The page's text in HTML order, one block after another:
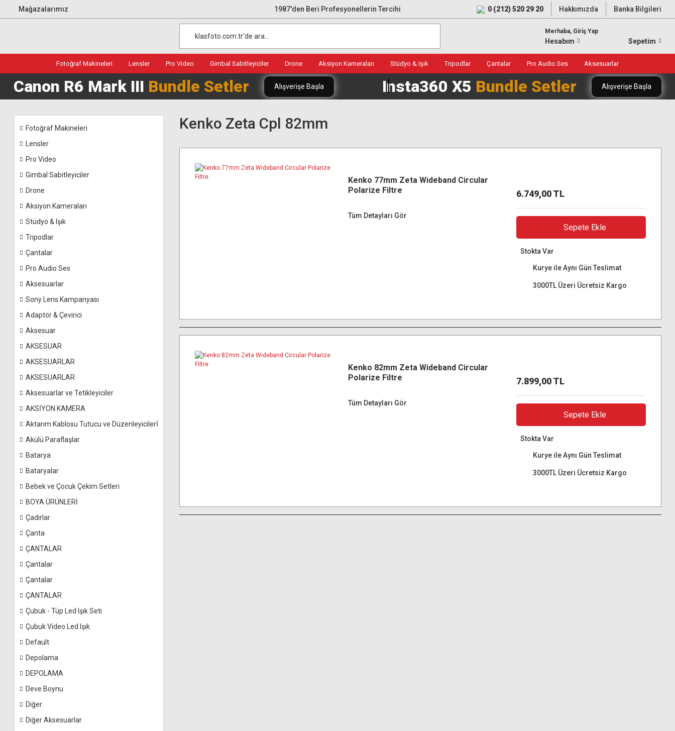
Mağazalarımız 1987'den Beri Profesyonellerin Tercihi 0 (212) 520 29 20 Hakkımızda Banka Bilgileri
Merhaba, Giriş Yap
Hesabım Sepetim
Fotoğraf Makineleri Lensler Pro Video Gimbal Sabitleyiciler Drone Aksiyon Kameraları Stüdyo & Işık Tripodlar Çantalar Pro Audio Ses Aksesuarlar
Canon R6 Mark III Bundle Setler Alışverişe Başla Insta360 X5 Bundle Setler Alışverişe Başla
Fotoğraf Makineleri
Lensler
Pro Video
Gimbal Sabitleyiciler
Drone
Aksiyon Kameraları
Stüdyo & Işık
Tripodlar
Çantalar
Pro Audio Ses
Aksesuarlar
Sony Lens Kampanyası
Adaptör & Çevirici
Aksesuar
AKSESUAR
AKSESUARLAR
AKSESUARLAR
Aksesuarlar ve Tetikleyiciler
AKSİYON KAMERA
Aktarım Kablosu Tutucu ve Düzenleyicilerİ
Akülü Paraflaşlar
Batarya
Bataryalar
Bebek ve Çocuk Çekim Setleri
BOYA ÜRÜNLERİ
Çadırlar
Çanta
ÇANTALAR
Çantalar
Çantalar
ÇANTALAR
Çubuk - Tüp Led Işık Seti
Çubuk Video Led Işık
Default
Depolama
DEPOLAMA
Deve Boynu
Diğer
Diğer Aksesuarlar
Kenko Zeta Cpl 82mm
Kenko 77mm Zeta Wideband Circular
Polarize Filtre
Tüm Detayları Gör
6.749,00 TL
Sepete Ekle
Stokta Var
Kurye ile Aynı Gün Teslimat
3000TL Üzeri Ücretsiz Kargo
Kenko 82mm Zeta Wideband Circular
Polarize Filtre
Tüm Detayları Gör
7.899,00 TL
Sepete Ekle
Stokta Var
Kurye ile Aynı Gün Teslimat
3000TL Üzeri Ücretsiz Kargo